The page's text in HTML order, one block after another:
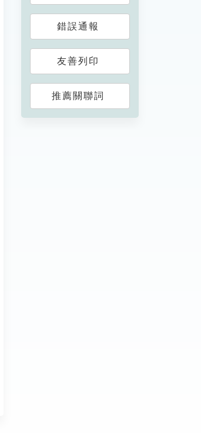
錯誤通報
友善列印
推薦關聯詞